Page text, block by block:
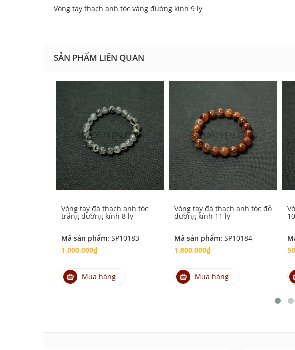
Vòng tay thạch anh tóc vàng đường kính 9 ly
SẢN PHẨM LIÊN QUAN
Vòng tay đá thạch anh tóc
trắng đường kính 8 ly
Mã sản phẩm: SP10183
1.000.000₫
Mua hàng
Vòng tay đá thạch anh tóc đỏ
đường kính 11 ly
Mã sản phẩm: SP10184
1.800.000₫
Mua hàng